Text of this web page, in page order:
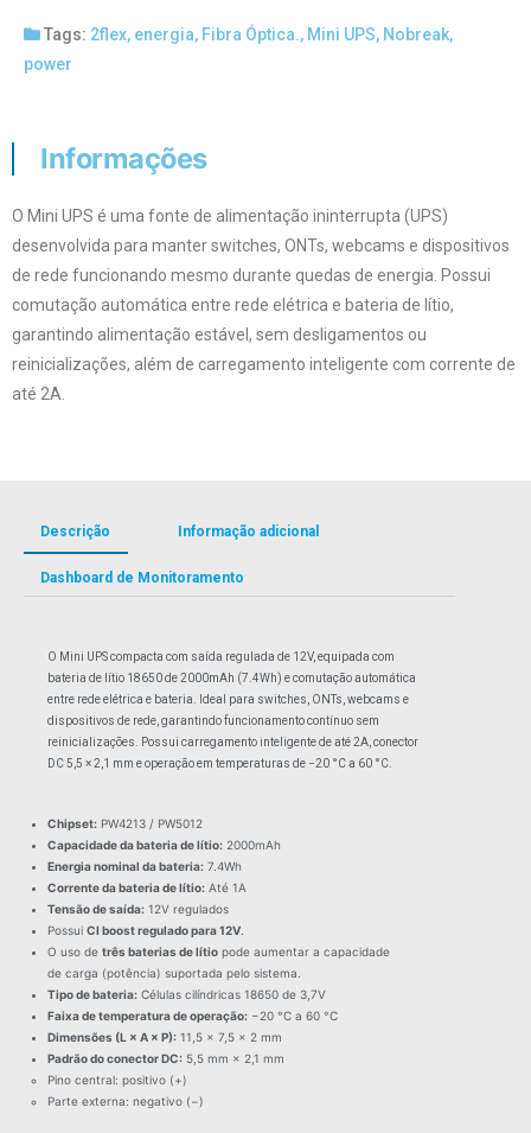
Tags: 2flex, energia, Fibra Óptica., Mini UPS, Nobreak,
power
Informações
O Mini UPS é uma fonte de alimentação ininterrupta (UPS)
desenvolvida para manter switches, ONTs, webcams e dispositivos
de rede funcionando mesmo durante quedas de energia. Possui
comutação automática entre rede elétrica e bateria de lítio,
garantindo alimentação estável, sem desligamentos ou
reinicializações, além de carregamento inteligente com corrente de
até 2A.
Descrição Informação adicional
Dashboard de Monitoramento
O Mini UPS compacta com saída regulada de 12V, equipada com
bateria de lítio 18650 de 2000mAh (7.4Wh) e comutação automática
entre rede elétrica e bateria. Ideal para switches, ONTs, webcams e
dispositivos de rede, garantindo funcionamento contínuo sem
reinicializações. Possui carregamento inteligente de até 2A, conector
DC 5,5 × 2,1 mm e operação em temperaturas de −20 °C a 60 °C.
Chipset: PW4213 / PW5012
Capacidade da bateria de lítio: 2000mAh
Energia nominal da bateria: 7.4Wh
Corrente da bateria de lítio: Até 1A
Tensão de saída: 12V regulados
Possui CI boost regulado para 12V
O uso de três baterias de lítio pode aumentar a capacidade
de carga (potência) suportada pelo sistema.
Tipo de bateria: Células cilíndricas 18650 de 3,7V
Faixa de temperatura de operação: −20 °C a 60 °C
Dimensões (L × A × P): 11,5 × 7,5 × 2 mm
Padrão do conector DC: 5,5 mm × 2,1 mm
Pino central: positivo (+)
Parte externa: negativo (−)